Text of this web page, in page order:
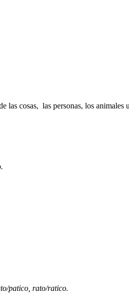
cosas, las personas, los animales
patico, rato/ratico.